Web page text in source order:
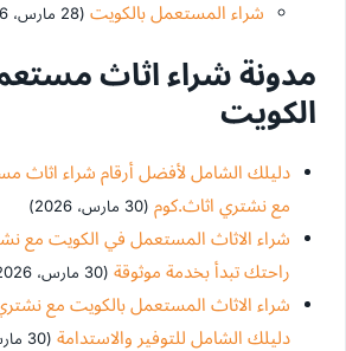
شراء المستعمل بالكويت (28 مارس، 2026)
مدونة شراء اثاث
الكويت
دليلك الشامل لأفضل أرقام شراء اثاث
مع نشتري اثاث.كوم (30 مارس، 2026)
شراء الاثاث المستعمل في الكويت مع
راحتك تبدأ بخدمة موثوقة (30 مارس، 2026)
شراء الاثاث المستعمل بالكويت مع
دليلك الشامل للتوفير والاستدامة (30 مارس، 2026)